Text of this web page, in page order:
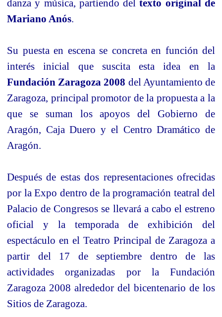
danza y música, partiendodeltexto original de
Mariano Anós.
Su puesta en escena se concreta en función del
interés inicial que suscita esta idea en la
Fundación Zaragoza 2008 del Ayuntamiento de
Zaragoza, principal promotor de la propuesta a la
que se suman los apoyos del Gobierno de
Aragón, Caja Duero y el Centro Dramático de
Aragón.
Después de estas dos representaciones ofrecidas
por la Expo dentro de la programación teatral del
Palacio de Congresos se llevará a cabo el estreno
oficial y la temporada de exhibición del
espectáculo en el Teatro Principal de Zaragoza a
partir del 17 de septiembre dentro de las
actividades organizadas por la Fundación
Zaragoza 2008 alrededor del bicentenario de los
Sitios de Zaragoza.